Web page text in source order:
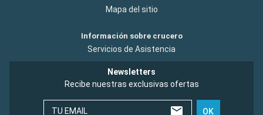
Mapa del sitio
Información sobre crucero
Servicios de Asistencia
Newsletters
Recibe nuestras exclusivas ofertas
TU EMAIL OK